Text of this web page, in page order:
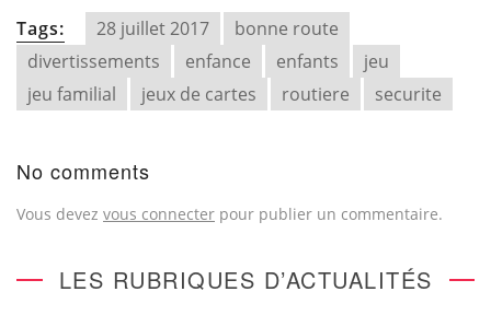
Tags: 28 juillet 2017
bonne route
divertissements
enfance enfants
jeu
jeu familial
jeux de cartes routiere securite
No comments
Vous devez vous connecter pour publier un commentaire.
LES RUBRIQUES D’ACTUALITÉS